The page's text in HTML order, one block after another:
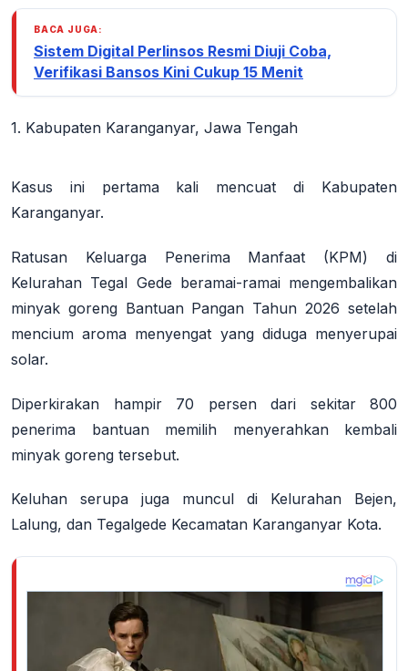
BACA JUGA:
Sistem Digital Perlinsos Resmi Diuji Coba,
Verifikasi Bansos Kini Cukup 15 Menit
1. Kabupaten Karanganyar, Jawa Tengah
Kasus ini pertama kali mencuat di Kabupaten
Karanganyar.
Ratusan Keluarga Penerima Manfaat (KPM) di
Kelurahan Tegal Gede beramai-ramai mengembalikan
minyak goreng Bantuan Pangan Tahun 2026 setelah
mencium aroma menyengat yang diduga menyerupai
solar.
Diperkirakan hampir 70 persen dari sekitar 800
penerima bantuan memilih menyerahkan kembali
minyak goreng tersebut.
Keluhan serupa juga muncul di Kelurahan Bejen,
Lalung, dan Tegalgede Kecamatan Karanganyar Kota.